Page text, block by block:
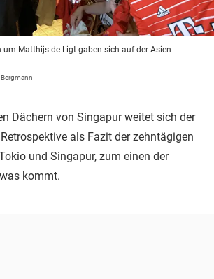
um Matthijs de Ligt gaben sich auf der Asien-
Dächern von Singapur weitet sich der
als Fazit der zehntägigen
und Singapur, zum einen der
kommt.